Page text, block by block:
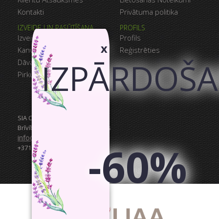
Kontakti
IZVEIDE UN PASŪTĪŠANA
Izveido Savu Kanvu
Kanvu Galerija
Dāvanu Kartes
Pirkumu Grozs
Privātuma politika
PROFILS
Profils
Reģistrēties
SIA Canvas WAY
Brīvības gatve 323, Rīga, 3.stāvs
info@canvasway.com
+371 27071150
CanvasWay.com @2014–2026. All rights reserved.
x
-60%